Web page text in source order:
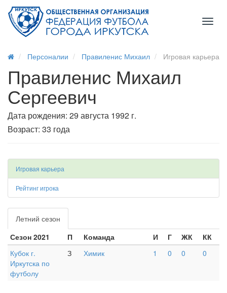
Персоналии Правиленис Михаил Игровая карьера
Правиленис Михаил
Сергеевич
Дата рождения: 29 августа 1992 г.
Возраст: 33 года
Игровая карьера
Рейтинг игрока
Летний сезон
Сезон 2021
П Команда И Г ЖК
КК
Кубок г.
Иркутска по
футболу
З Химик 1 0 0 0